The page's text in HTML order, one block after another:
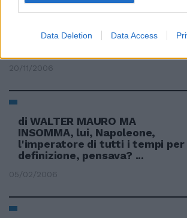
Data Deletion Data Access
di DAVIDE RONDONI E ADESSO?
l'anziano leader comunista
20/11/2006
di WALTER MAURO MA
INSOMMA, lui, Napoleone,
l'imperatore di tutti i tempi per
definizione, pensava? ...
05/02/2006